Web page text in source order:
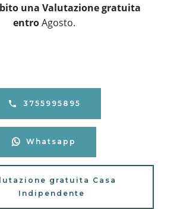
una Valutazione gratuita
entroAgosto.
3755995895
Whatsapp
gratuita Casa
Indipendente